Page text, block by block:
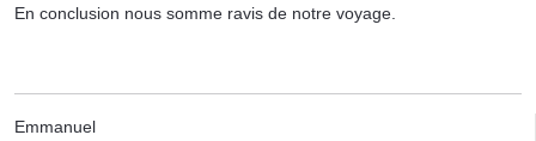
En conclusion nous somme ravis de notre voyage.
Emmanuel